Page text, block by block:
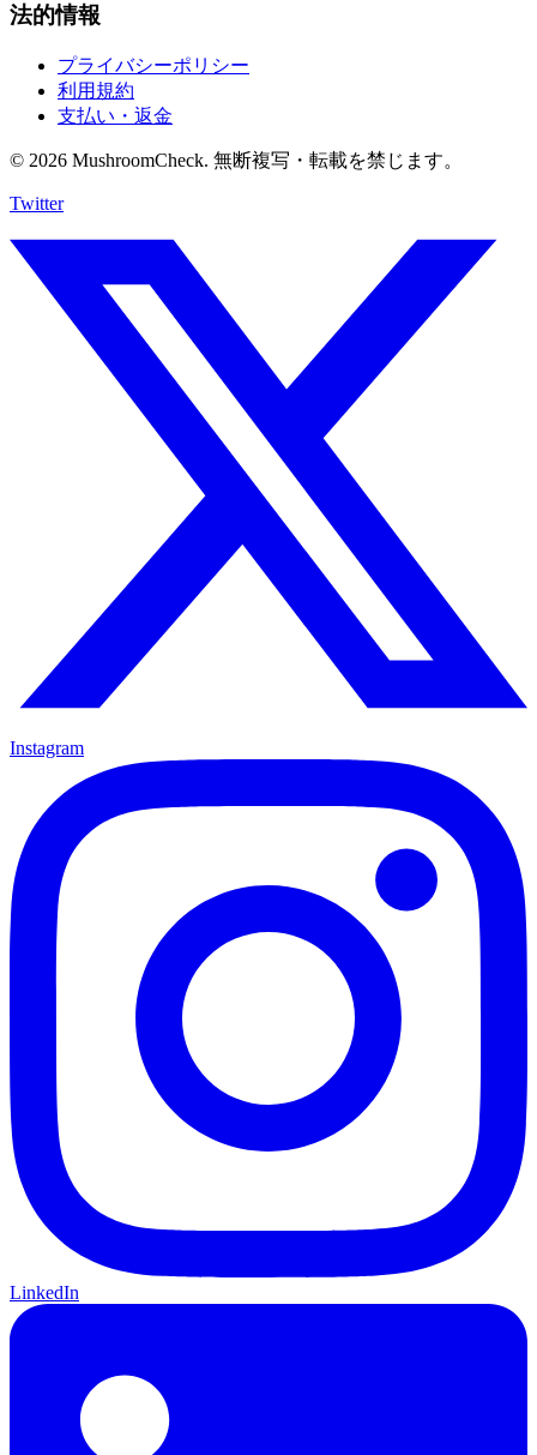
法的情報
プライバシーポリシー
利用規約
支払い・返金
© 2026 MushroomCheck. 無断複写・転載を禁じます。
Twitter
Instagram
LinkedIn